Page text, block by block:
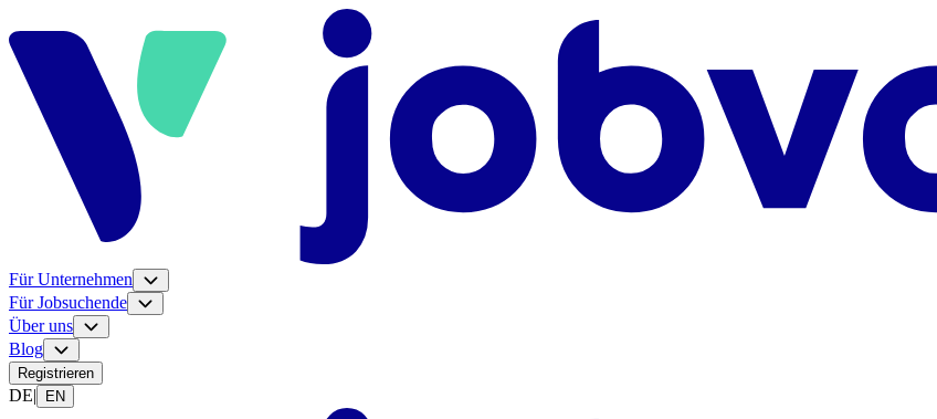
Für Unternehmen
Für Jobsuchende
Über uns
Blog
Registrieren
DE| EN